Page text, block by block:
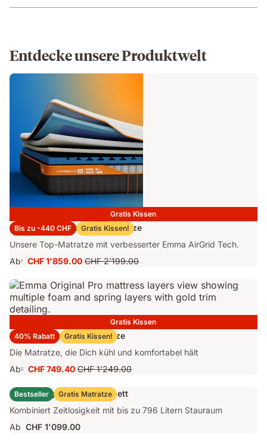
Entdecke unsere Produktwelt
Gratis Kissen
Bis zu -440 CHF
Gratis Kissen!
Emma Performance 26 Matratze
Unsere Top-Matratze mit verbesserter Emma AirGrid Tech.
Ab1
Preis
CHF 1'859.00 Ursprünglicher
CHF 2'199.00
CHF 2'199.00
Gratis Kissen
40% Rabatt
Gratis Kissen!
Emma Original Pro Matratze
Die Matratze, die Dich kühl und komfortabel hält
Ab2
Preis
CHF 749.40
CHF 749.40 Ursprünglicher
Preis
CHF 1'249.00
CHF 1'249.00
Bestseller Gratis Matratze
Emma Original Stauraumbett
Kombiniert Zeitlosigkeit mit bis zu 796 Litern Stauraum
Ab CHF 1'099.00